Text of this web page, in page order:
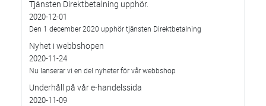
Tjänsten Direktbetalning upphör.
2020-12-01
Den 1 december 2020 upphör tjänsten Direktbetalning
Nyhet i webbshopen
2020-11-24
Nu lanserar vi en del nyheter för vår webbshop
Underhåll på vår e-handelssida
2020-11-09